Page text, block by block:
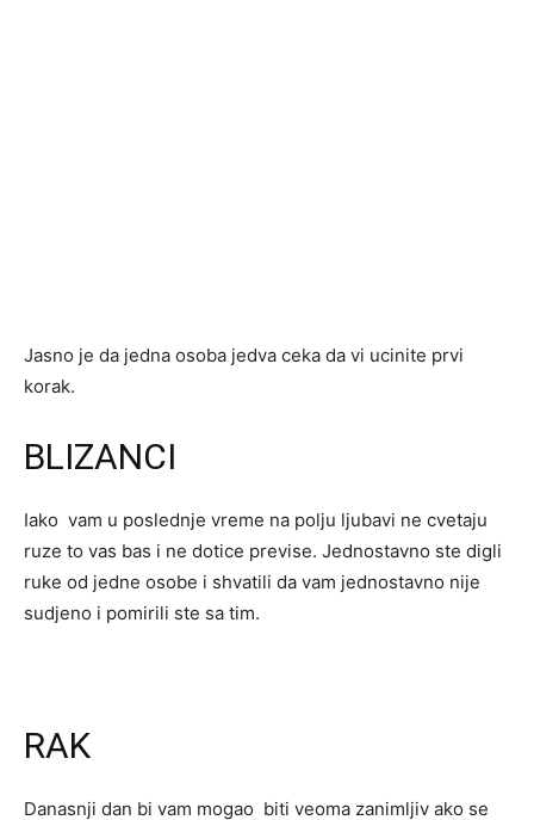
Jasno je da jedna osoba jedva ceka da vi ucinite prvi
korak.
BLIZANCI
Iako vam u poslednje vreme na polju ljubavi ne cvetaju
ruze to vas bas i ne dotice previse. Jednostavno ste digli
ruke od jedne osobe i shvatili da vam jednostavno nije
sudjeno i pomirili ste sa tim.
RAK
Danasnji dan bi vam mogao biti veoma zanimljiv ako se